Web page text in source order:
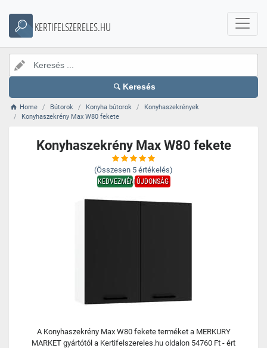
KERTIFELSZERELES.HU
Keresés
Home Bútorok Konyha bútorok
Konyhaszekrények
Konyhaszekrény Max W80 fekete
Konyhaszekrény Max W80 fekete
(Összesen 5 értékelés)
KEDVEZMÉNYÚJDONSÁG
A Konyhaszekrény Max W80 fekete terméket a MERKURY
MARKET gyártótól a Kertifelszereles.hu oldalon 54760 Ft - ért